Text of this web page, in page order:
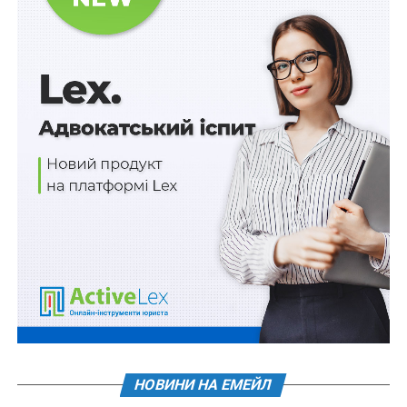
– надходження інформації від спеціально
уповноважених суб’єктів у сфері протидії корупції
про можливі факти корупційних або пов’язаних з
корупцією правопорушень;
– отримання інформації про можливі порушення від
державних органів (у тому числі від правоохоронних
органів), органів місцевого самоврядування тощо;
Читайте також:Для притягнення суб’єкта
декларування до кримінальної відповідальності
за неподання декларації не потрібне попереднє
письмове повідомлення правопорушника від
НАЗК
– самостійного виявлення уповноваженим
підрозділом або іншою посадовою особою під час
свідчити про недоброчесну поведінку посадової
НОВИНИ НА ЕМЕЙЛ